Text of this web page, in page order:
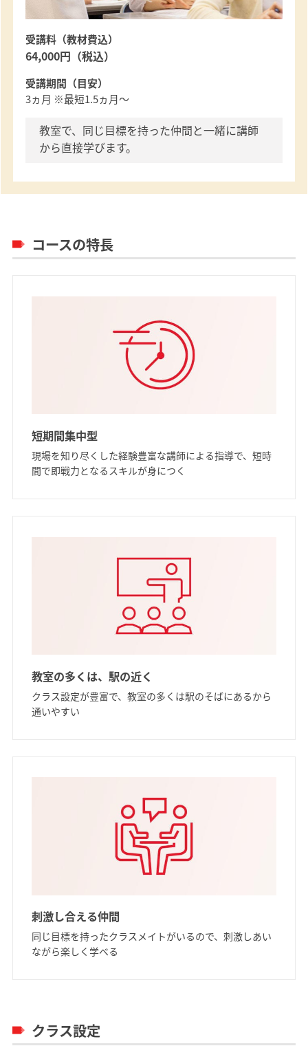
受講料（教材費込）
64,000円（税込）
受講期間（目安）
3ヵ月 ※最短1.5ヵ月～
教室で、同じ目標を持った仲間と一緒に講師
から直接学びます。
コースの特長
短期間集中型
現場を知り尽くした経験豊富な講師による指導で、短時
間で即戦力となるスキルが身につく
教室の多くは、駅の近く
クラス設定が豊富で、教室の多くは駅のそばにあるから
通いやすい
刺激し合える仲間
同じ目標を持ったクラスメイトがいるので、刺激しあい
ながら楽しく学べる
クラス設定